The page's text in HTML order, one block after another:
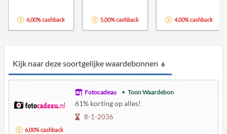
Kijk naar deze soortgelijke waardebonnen 6
6,00% cashback
Fotocadeau Toon Waardebon
61% korting op alles!
8-1-2036
6,00% cashback 5,00% cashback 4,00% cashback